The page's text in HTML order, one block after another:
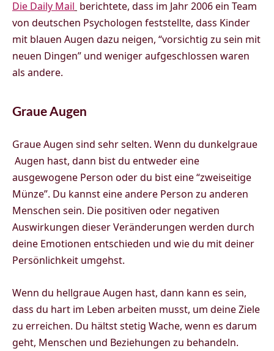
Die Daily Mail berichtete, dass im Jahr 2006 ein Team
von deutschen Psychologen feststellte, dass Kinder
mit blauen Augen dazu neigen, “vorsichtig zu sein mit
neuen Dingen” und weniger aufgeschlossen waren
als andere.
Graue Augen
Graue Augen sind sehr selten. Wenn du dunkelgraue
Augen hast, dann bist du entweder eine
ausgewogene Person oder du bist eine “zweiseitige
Münze”. Du kannst eine andere Person zu anderen
Menschen sein. Die positiven oder negativen
Auswirkungen dieser Veränderungen werden durch
deine Emotionen entschieden und wie du mit deiner
Persönlichkeit umgehst.
Wenn du hellgraue Augen hast, dann kann es sein,
dass du hart im Leben arbeiten musst, um deine Ziele
zu erreichen. Du hältst stetig Wache, wenn es darum
geht, Menschen und Beziehungen zu behandeln.